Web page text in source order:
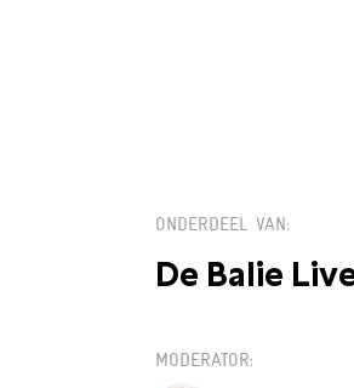
ONDERDEEL VAN
De Balie
MODERATOR